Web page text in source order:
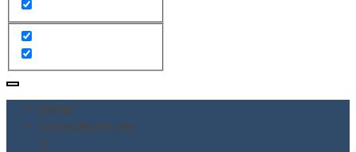
Home
Consulenze per
▼